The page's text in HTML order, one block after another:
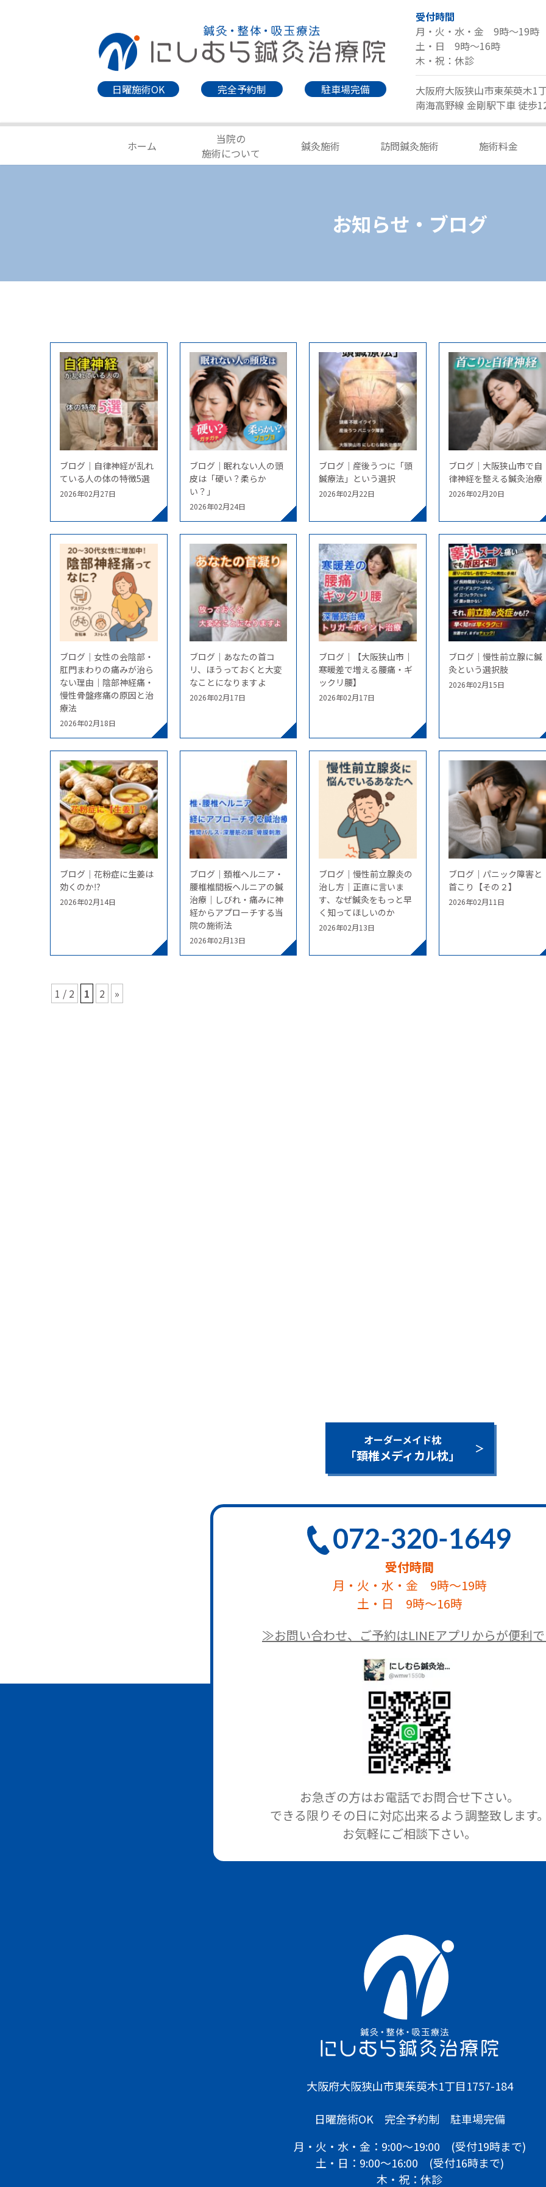
日曜施術OK 完全予約制 駐車場完備
受付時間
月・火・水・金 9時～19時
土・日 9時～16時
木・祝：休診
大阪府大阪狭山市東茱萸木
南海高野線 金剛駅下車 徒歩
ホーム
当院の
施術について
鍼灸施術 訪問鍼灸施術 施術料金
お知らせ・ブログ
ブログ｜自律神経が乱れ
ている人の体の特徴5選
2026年02月27日
ブログ｜眠れない人の頭
皮は「硬い？柔らか
い？」
2026年02月24日
ブログ｜産後うつに「頭
鍼療法」という選択
2026年02月22日
ブログ｜大阪狭山市で自
律神経を整える鍼灸治療
2026年02月20日
ブログ｜女性の会陰部・
肛門まわりの痛みが治ら
ない理由｜陰部神経痛・
慢性骨盤疼痛の原因と治
療法
2026年02月18日
ブログ｜あなたの首コ
リ、ほうっておくと大変
なことになりますよ
2026年02月17日
ブログ｜【大阪狭山市｜
寒暖差で増える腰痛・ギ
ックリ腰】
2026年02月17日
ブログ｜慢性前立腺に鍼
灸という選択肢
2026年02月15日
ブログ｜花粉症に生姜は
効くのか⁉
2026年02月14日
ブログ｜頚椎ヘルニア・
腰椎椎間板ヘルニアの鍼
治療｜しびれ・痛みに神
経からアプローチする当
院の施術法
2026年02月13日
ブログ｜慢性前立腺炎の
治し方｜正直に言いま
す、なぜ鍼灸をもっと早
く知ってほしいのか
2026年02月13日
ブログ｜パニック障害と
首こり【その２】
2026年02月11日
1 / 2 1 2 »
オーダーメイド枕
「頚椎メディカル枕」
072-320-1649
受付時間
月・火・水・金 9時～19時
土・日 9時～16時
≫お問い合わせ、ご予約はLINEアプリからが便利
お急ぎの方はお電話でお問合せ下さい。
できる限りその日に対応出来るよう調整致します
お気軽にご相談下さい。
大阪府大阪狭山市東茱萸木1丁目1757-184
日曜施術OK 完全予約制 駐車場完備
月・火・水・金：9:00〜19:00 (受付19時まで)
土・日：9:00～16:00 (受付16時まで)
木・祝：休診